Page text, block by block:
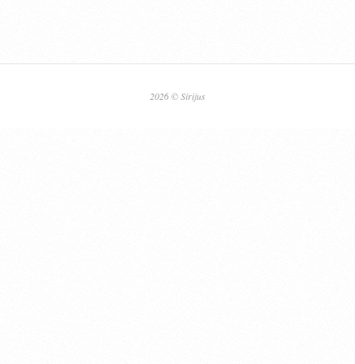
2026 © Sirijus